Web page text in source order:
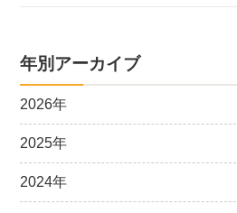
年別アーカイブ
2026年
2025年
2024年